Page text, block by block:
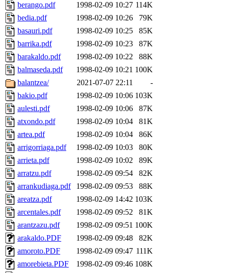
berango.pdf
1998-02-09 10:27 114K
bedia.pdf
1998-02-09 10:26
79K
basauri.pdf
1998-02-09 10:25
85K
barrika.pdf
1998-02-09 10:23
87K
barakaldo.pdf
1998-02-09 10:22
88K
balmaseda.pdf
1998-02-09 10:21 100K
balantzea/
2021-07-07 22:11
-
bakio.pdf
1998-02-09 10:06 103K
aulesti.pdf
1998-02-09 10:06
87K
atxondo.pdf
1998-02-09 10:04
81K
artea.pdf
1998-02-09 10:04
86K
arrigorriaga.pdf
1998-02-09 10:03
80K
arrieta.pdf
1998-02-09 10:02
89K
arratzu.pdf
1998-02-09 09:54
82K
arrankudiaga.pdf
1998-02-09 09:53
88K
areatza.pdf
1998-02-09 14:42 103K
arcentales.pdf
1998-02-09 09:52
81K
arantzazu.pdf
1998-02-09 09:51 100K
arakaldo.PDF
1998-02-09 09:48
82K
amoroto.PDF
1998-02-09 09:47 111K
amorebieta.PDF
1998-02-09 09:46 108K